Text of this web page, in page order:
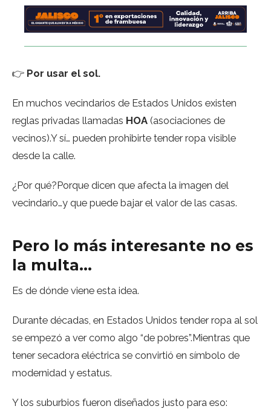
👉 Por usar el sol.
En muchos vecindarios de Estados Unidos existen
reglas privadas llamadas HOA (asociaciones de
vecinos).Y sí… pueden prohibirte tender ropa visible
desde la calle.
¿Por qué?Porque dicen que afecta la imagen del
vecindario…y que puede bajar el valor de las casas.
Pero lo más interesante no es
la multa…
Es de dónde viene esta idea.
Durante décadas, en Estados Unidos tender ropa al sol
se empezó a ver como algo “de pobres”.Mientras que
tener secadora eléctrica se convirtió en símbolo de
modernidad y estatus.
Y los suburbios fueron diseñados justo para eso: